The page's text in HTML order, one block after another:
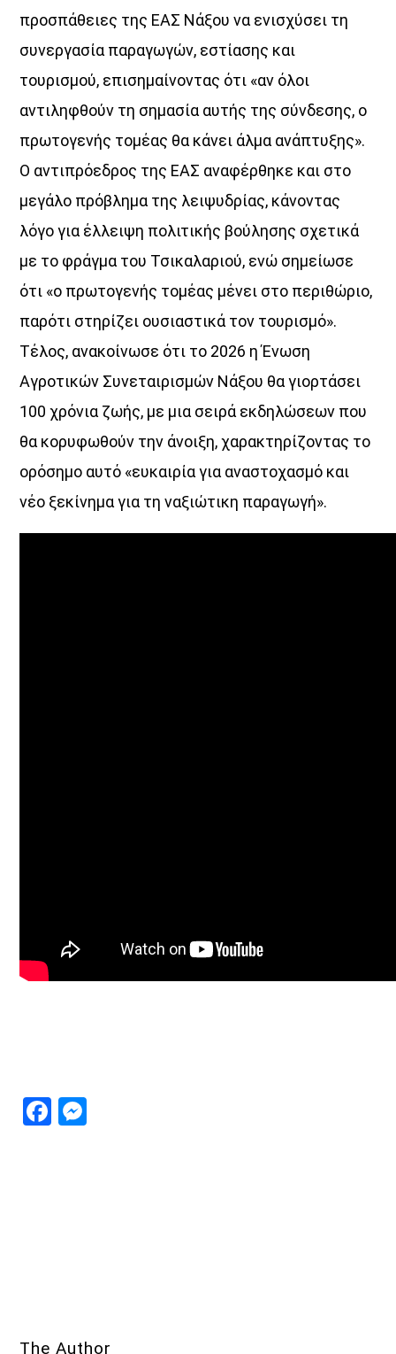
UPCOMING SHOWS
12:00
14:00
Μια Θάλασσα Τραγούδια
ΜΟΥΣΙΚΗ
15:30
16:00
«Μελοποιημένα»
20:00
21:00
προσπάθειες της ΕΑΣ Νάξου να ενισχύσει τη
συνεργασία παραγωγών, εστίασης και
τουρισμού, επισημαίνοντας ότι «αν όλοι
αντιληφθούν τη σημασία αυτής της σύνδεσης, ο
πρωτογενής τομέας θα κάνει άλμα ανάπτυξης».
Ο αντιπρόεδρος της ΕΑΣ αναφέρθηκε και στο
μεγάλο πρόβλημα της λειψυδρίας, κάνοντας
λόγο για έλλειψη πολιτικής βούλησης σχετικά
με το φράγμα του Τσικαλαριού, ενώ σημείωσε
ότι «ο πρωτογενής τομέας μένει στο περιθώριο,
παρότι στηρίζει ουσιαστικά τον τουρισμό».
Τέλος, ανακοίνωσε ότι το 2026 η Ένωση
Αγροτικών Συνεταιρισμών Νάξου θα γιορτάσει
100 χρόνια ζωής, με μια σειρά εκδηλώσεων που
θα κορυφωθούν την άνοιξη, χαρακτηρίζοντας το
ορόσημο αυτό «ευκαιρία για αναστοχασμό και
νέο ξεκίνημα για τη ναξιώτικη παραγωγή».
Facebook
The Author